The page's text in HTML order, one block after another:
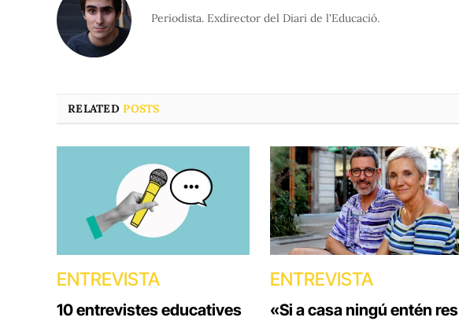
Periodista. Exdirector del Diari de l'Educació.
RELATEDPOSTS
ENTREVISTA
10 entrevistes educatives
ENTREVISTA
«Si a casa ningú entén res